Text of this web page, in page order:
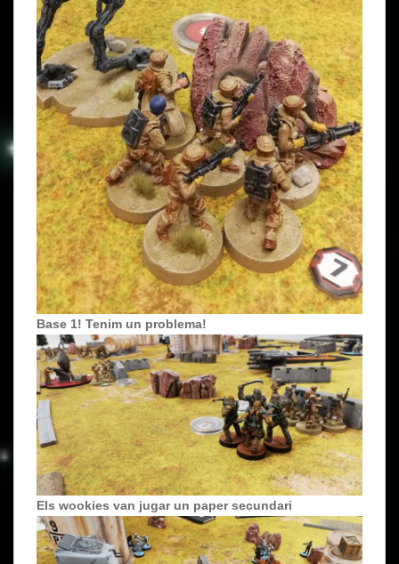
Base 1! Tenim un problema!
Els wookies van jugar un paper secundari